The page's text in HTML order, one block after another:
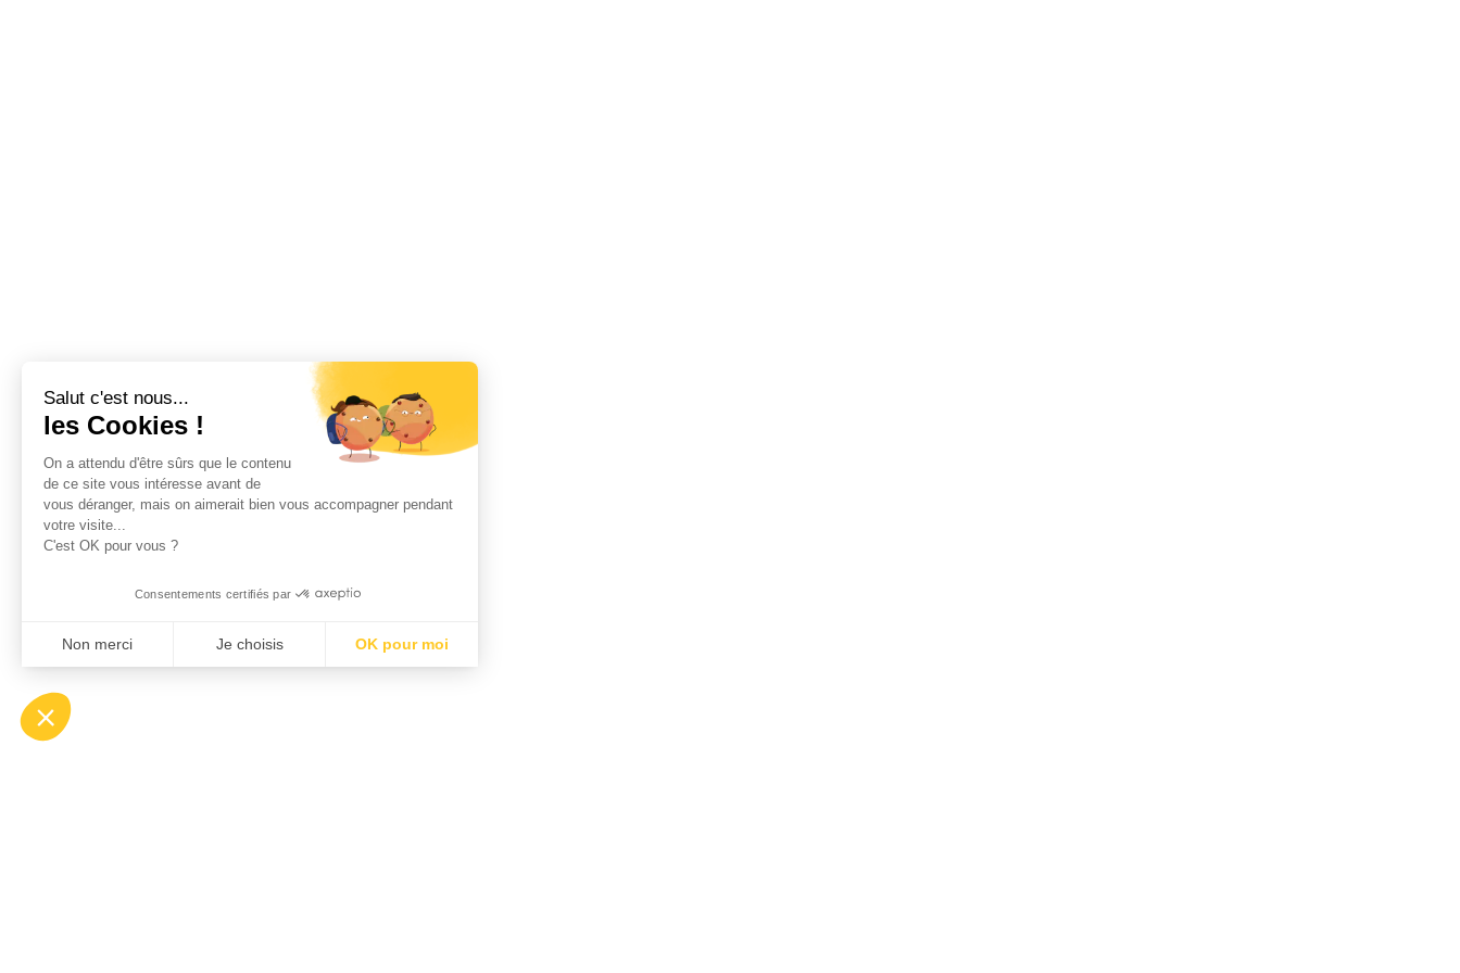
Salut c'est nous...
les Cookies !
On a attendu d'être sûrs que le contenu
de ce site vous intéresse avant de
vous déranger, mais on aimerait bien vous accompagner pendant
votre visite...
C'est OK pour vous ?
Consentements certifiés par
Non merci Je choisis OK pour moi
Plateforme de Gestion du Consentement : Personnalisez vos Options
Notre plateforme vous permet d'adapter et de gérer vos paramètres de confidentialité, en garantissant la conformité avec les réglementations. Personnalisez vos